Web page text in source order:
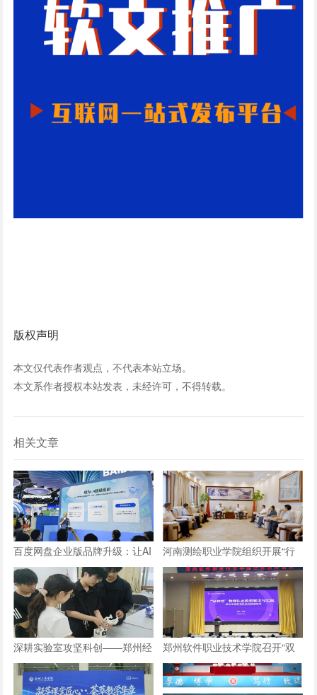
版权声明
本文仅代表作者观点，不代表本站立场。
本文系作者授权本站发表，未经许可，不得转载。
相关文章
百度网盘企业版品牌升级：让AI
长在数字资产上，成就“超级组
织”
河南测绘职业学院组织开展“行
走的思政课”实践教学活动
深耕实验室攻坚科创——郑州经
贸学院学子自研仿生机械手
郑州软件职业技术学院召开“双
师型”教师认定政策及企业实践
专项解读会议